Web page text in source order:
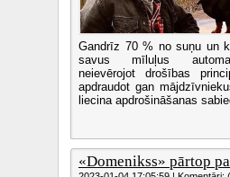
Gandrīz 70 % no suņu un
savus mīluļus
neievērojot drošības
apdraudot gan
liecina apdrošināšanas
«Domenikss» pārtop